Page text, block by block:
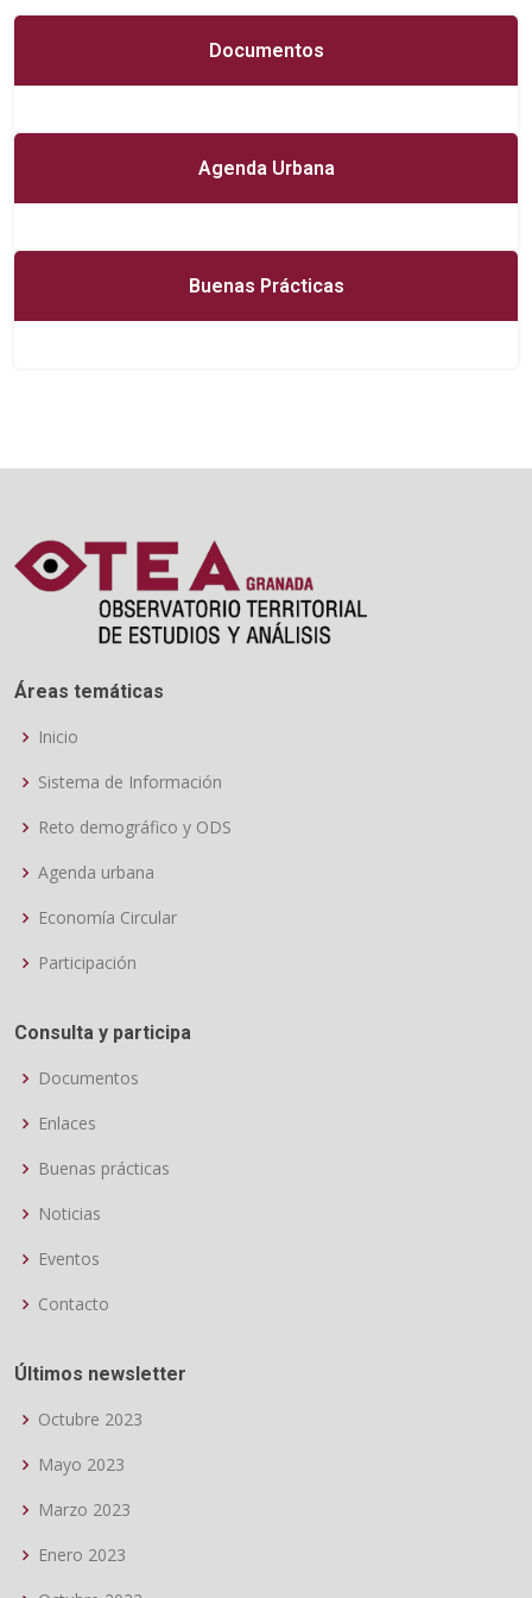
Documentos
Agenda Urbana
Buenas Prácticas
Áreas temáticas
Inicio
Sistema de Información
Reto demográfico y ODS
Agenda urbana
Economía Circular
Participación
Consulta y participa
Documentos
Enlaces
Buenas prácticas
Noticias
Eventos
Contacto
Últimos newsletter
Octubre 2023
Mayo 2023
Marzo 2023
Enero 2023